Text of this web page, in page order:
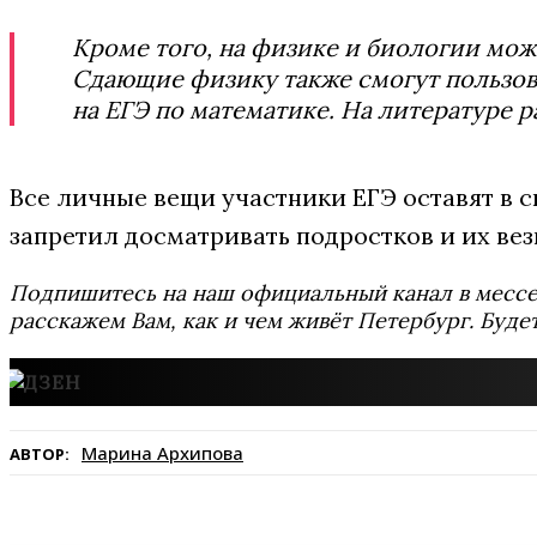
Кроме того, на физике и биологии
Сдающие физику также смогут
на ЕГЭ по математике. На литературе
Все личные вещи участники ЕГЭ оставят в
запретил досматривать подростков и их
Подпишитесь на наш официальный канал в
расскажем Вам, как и чем живёт Петербург.
АВТОР: Марина Архипова